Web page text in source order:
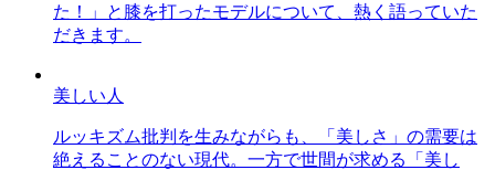
た！」と膝を打ったモデルについて、熱く語っていた
だきます。
美しい人
ルッキズム批判を生みながらも、「美しさ」の需要は
絶えることのない現代。一方で世間が求める「美し